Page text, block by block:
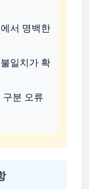
서 명백한
일치가 확
구분 오류